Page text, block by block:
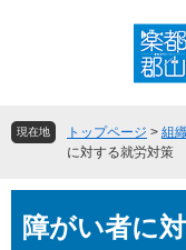
頭
飛現在地 トップページ > 組
に対する就労対策
文障がい者に